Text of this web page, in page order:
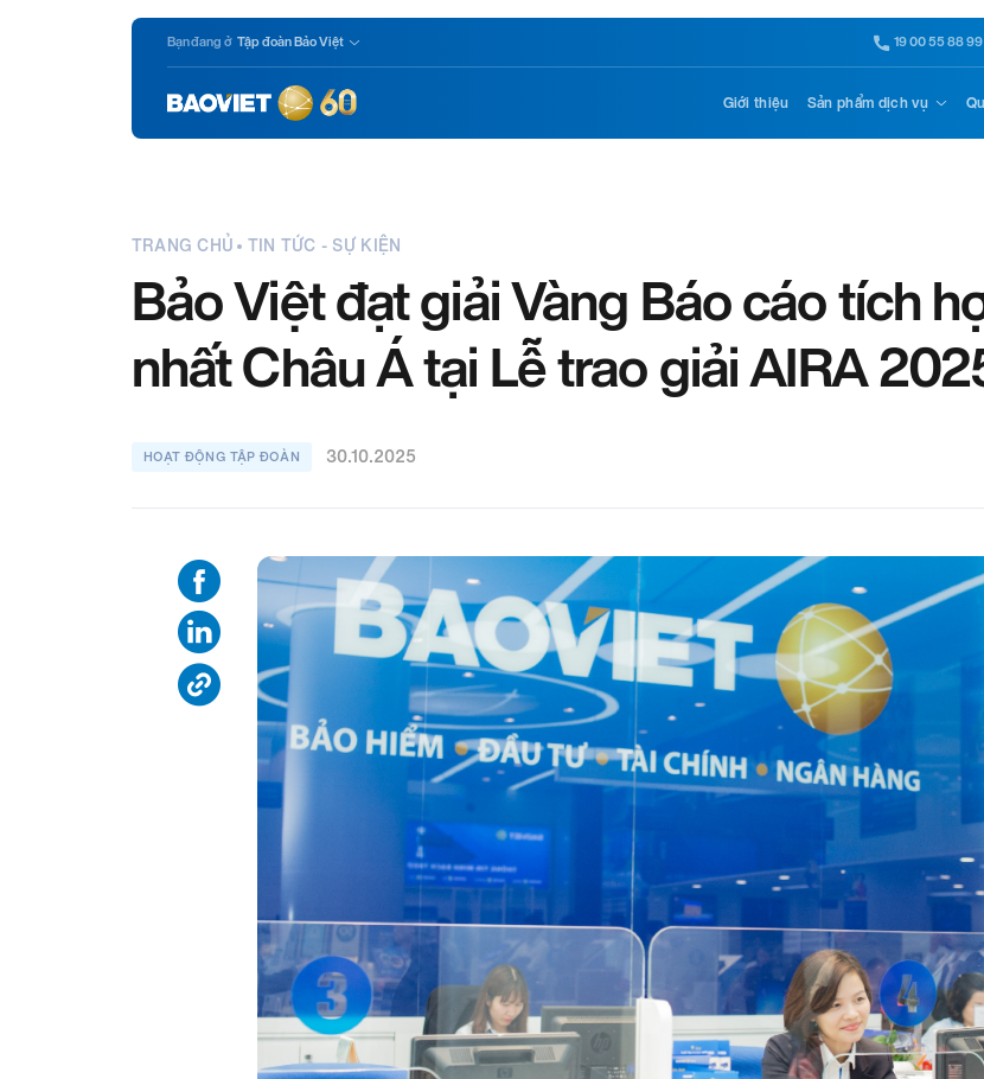
Bạn đang ở Tập đoàn Bảo Việt 19 00 55 88 99
Giới thiệu Sản phẩm dịch vụ
TRANG CHỦ TIN TỨC - SỰ KIỆN
Bảo Việt đạt giải Vàng Báo cáo tích
nhất Châu Á tại Lễ trao giải AIRA
HOẠT ĐỘNG TẬP ĐOÀN 30.10.2025